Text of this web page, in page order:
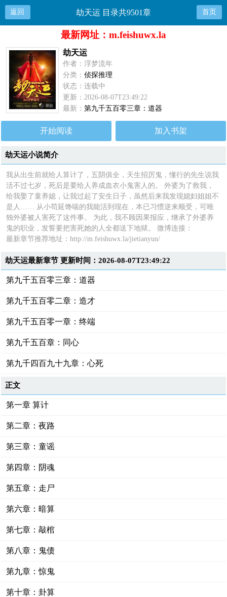
返回 劫天运 目录共9501章 首页
最新网址：m.feishuwx.la
劫天运
作者：浮梦流年
分类：侦探推理
状态：连载中
更新：2026-08-07T23:49:22
最新：第九千五百零三章：道器
开始阅读 加入书架
劫天运小说简介
我从出生前就给人算计了，五阴俱全，天生招厉鬼，懂行的先生说我
活不过七岁，死后是要给人养成血衣小鬼害人的。 外婆为了救我，
给我娶了童养媳，让我过起了安生日子，虽然后来我发现媳妇姐姐不
是人…… 从小苟延馋喘的我能活到现在，本已习惯逆来顺受，可唯
独外婆被人害死了这件事。 为此，我不顾因果报应，继承了外婆养
鬼的职业，发誓要把害死她的人全都送下地狱。 微博连接：
最新章节推荐地址：http://m.feishuwx.la/jietianyun/
劫天运最新章节 更新时间：2026-08-07T23:49:22
第九千五百零三章：道器
第九千五百零二章：造才
第九千五百零一章：终端
第九千五百章：同心
第九千四百九十九章：心死
正文
第一章 算计
第二章：夜路
第三章：童谣
第四章：阴魂
第五章：走尸
第六章：暗算
第七章：敲棺
第八章：鬼债
第九章：惊鬼
第十章：卦算